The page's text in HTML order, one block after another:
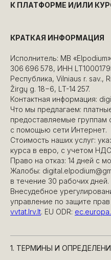
К ПЛАТФОРМЕ И/ИЛИ
КРАТКАЯ ИНФОРМАЦИЯ
Исполнитель: MB
306 696 578, ИНН
Республика, Vilniaus r. sav.,
Žirgų g. 18−6, LT-14 257.
Контактная информация:
Что мы предлагаем:
предоставляемые группам
с помощью сети Интернет.
Стоимость наших услуг:
курса в евро, с учетом
Право на отказ: 14 дней с
Жалобы:
в течение 30 рабочих дней.
Внесудебное
управление по защите
vvtat.lrv.lt. EU ODR:
1. ТЕРМИНЫ И